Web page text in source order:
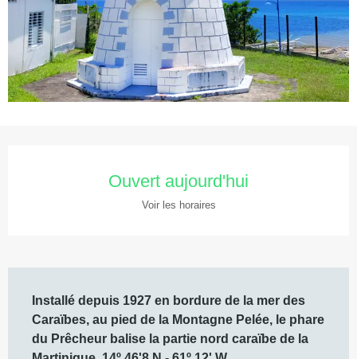
Ouvert aujourd'hui
Voir les horaires
Installé depuis 1927 en bordure de la mer des
Caraïbes, au pied de la Montagne Pelée, le phare
du Prêcheur balise la partie nord caraïbe de la